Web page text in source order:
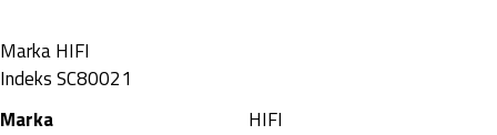
MarkaHIFI
IndeksSC80021
Marka
HIFI